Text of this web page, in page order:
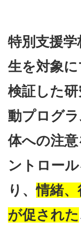
特別支援
生を対象
検証した
動プログ
体への注
ントロー
り、情緒
が促された